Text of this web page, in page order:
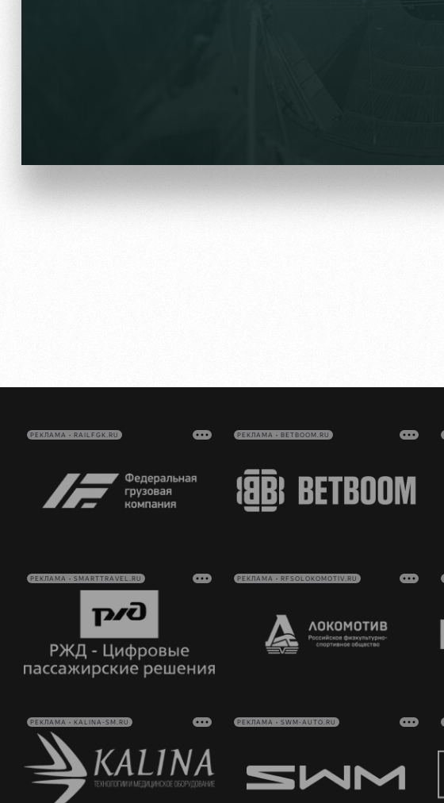
Локо-Лето
Академия
Заставки
Парковка
РЕКЛАМА • RAILFGK.RU РЕКЛАМА • BETBOOM.RU
РЕКЛАМА • SMARTTRAVEL.RU РЕКЛАМА • RFSOLOKOMOTIV.RU
РЕКЛАМА • KALINA-SM.RU РЕКЛАМА • SWM-AUTO.RU